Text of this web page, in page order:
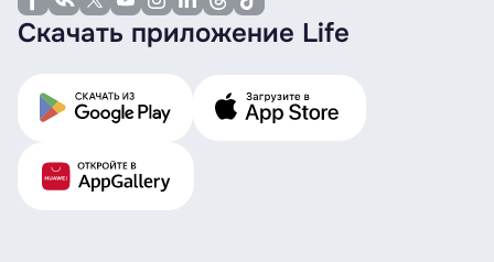
Скачать приложение Life